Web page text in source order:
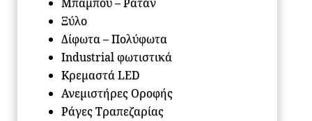
Ξύλο
Δίφωτα – Πολύφωτα
Industrial φωτιστικά
Κρεμαστά LED
Ανεμιστήρες Οροφής
Ράγες Τραπεζαρίας